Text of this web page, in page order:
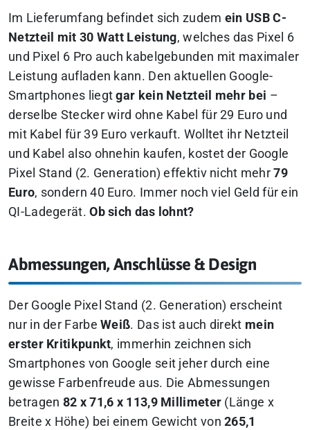
Im Lieferumfang befindet sich zudem ein USB C-
Netzteil mit 30 Watt Leistung, welches das Pixel 6
und Pixel 6 Pro auch kabelgebunden mit maximaler
Leistung aufladen kann. Den aktuellen Google-
Smartphones liegtgar kein Netzteil mehr bei –
derselbe Stecker wird ohne Kabel für 29 Euro und
mit Kabel für 39 Euro verkauft. Wolltet ihr Netzteil
und Kabel also ohnehin kaufen, kostet der Google
Pixel Stand (2. Generation) effektiv nicht mehr79
Euro, sondern 40 Euro. Immer noch viel Geld für ein
QI-Ladegerät.Ob sich das lohnt?
Abmessungen, Anschlüsse & Design
Der Google Pixel Stand (2. Generation) erscheint
nur in der FarbeWeiß. Das ist auch direkt mein
erster Kritikpunkt, immerhin zeichnen sich
Smartphones von Google seit jeher durch eine
gewisse Farbenfreude aus. Die Abmessungen
betragen 82 x 71,6 x 113,9 Millimeter (Länge x
Breite x Höhe) bei einem Gewicht von265,1